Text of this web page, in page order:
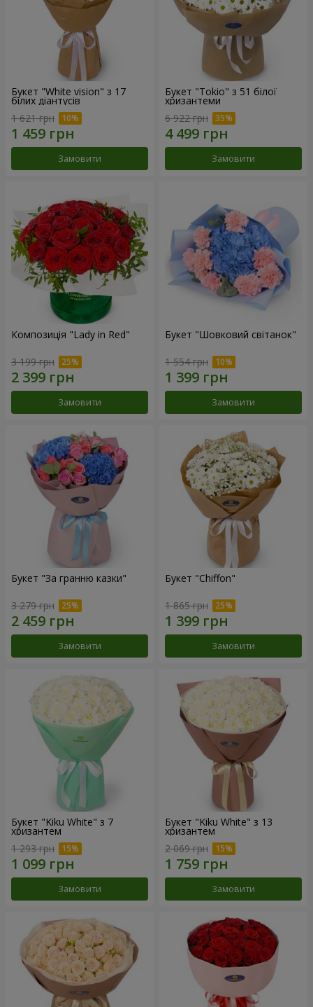
Букет "White vision" з 17
білих діантусів
1 621 грн
Замовити
Букет "Tokio" з 51 білої
хризантеми
6 922 грн
Замовити
Композиція "Lady in Red"
3 199 грн
Замовити
Букет "Шовковий світанок"
1 554 грн
Замовити
Букет "За гранню казки"
3 279 грн
Замовити
Букет "Chiffon"
1 865 грн
Замовити
Букет "Kiku White" з 7
хризантем
1 293 грн
Замовити
Букет "Kiku White" з 13
хризантем
2 069 грн
Замовити